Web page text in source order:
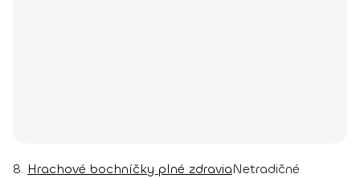
8. Hrachové bochníčky plné zdraviaNetradičné